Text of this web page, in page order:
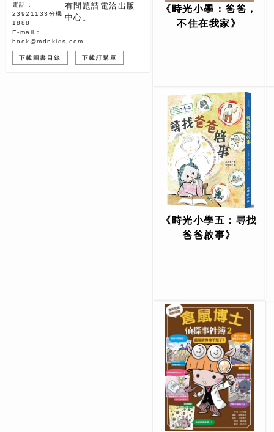
有問題請電洽出版
中心。
電話：
23921133分機
1888
E-mail：
book@mdnkids.com
下載圖書目錄 下載訂購單
《時光小學：爸爸，
不住在我家》
《時光小學五：尋找
爸爸啟事》